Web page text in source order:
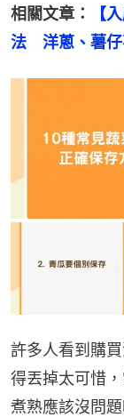
相關文章：
【
法　洋蔥、薯
許多人看到購
得丟掉太可惜
煮熟應該沒問